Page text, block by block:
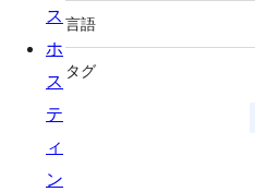
言語
タグ
ス
ホ
ス
テ
ィ
ン